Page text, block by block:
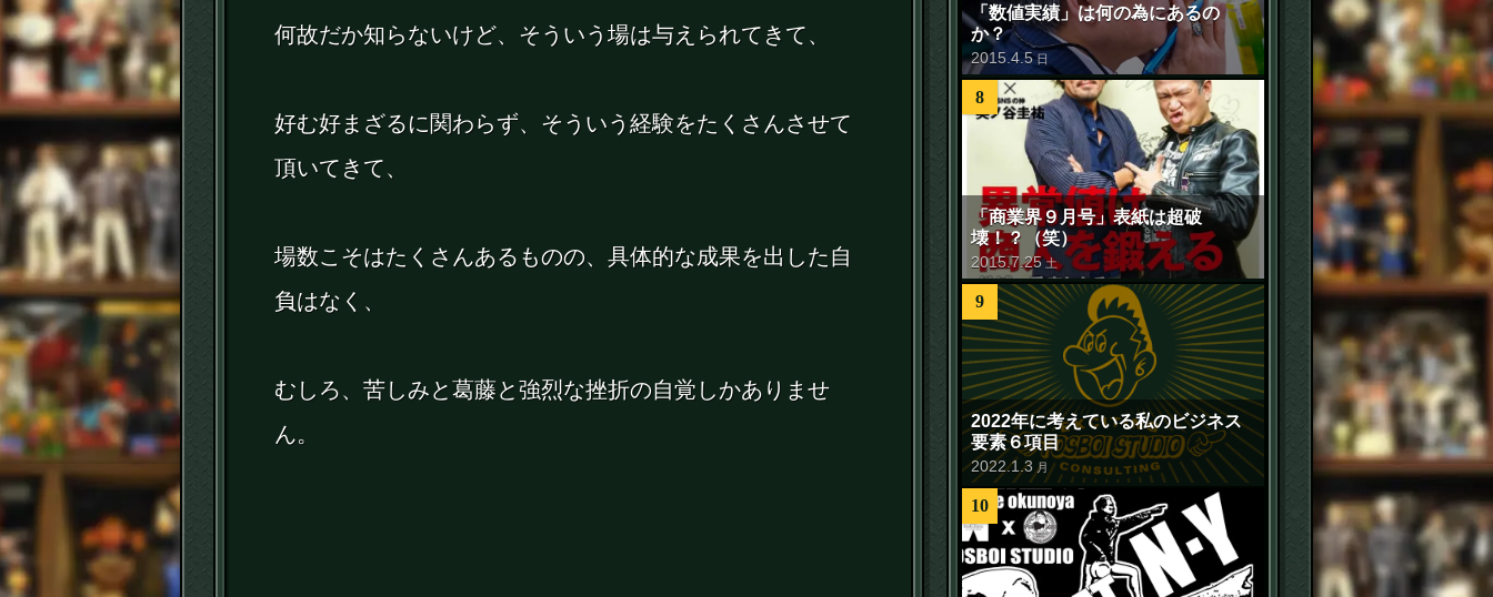
何故だか知らないけど、そういう場は与えられてきて、
好む好まざるに関わらず、そういう経験をたくさんさせて
頂いてきて、
場数こそはたくさんあるものの、具体的な成果を出した自
負はなく、
むしろ、苦しみと葛藤と強烈な挫折の自覚しかありませ
ん。
「数値実績」は何の為にあるの
か？
2015 .4.5 日
8
「商業界９月号」表紙は超破
壊！？（笑）
2015.7.25 土
9
2022年に考えている私のビジネス
要素６項目
2022.1 .3 月
10